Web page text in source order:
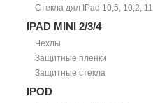
Стекла дял IPad 10,5, 10,2, 11
IPAD MINI 2/3/4
Чехлы
Защитные пленки
Защитные стекла
IPOD